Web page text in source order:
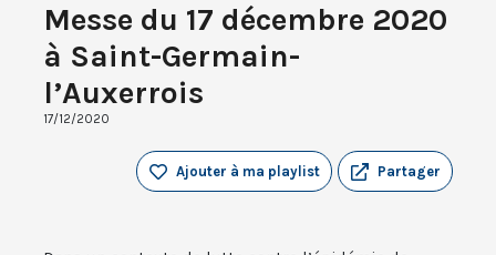
Messe du 17 décembre 2020
à Saint-Germain-
l’Auxerrois
17/12/2020
Partager
Ajouter à ma playlist